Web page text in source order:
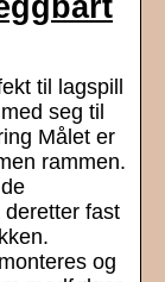
til lagspill
seg til
Målet er
rammen.
fast
og